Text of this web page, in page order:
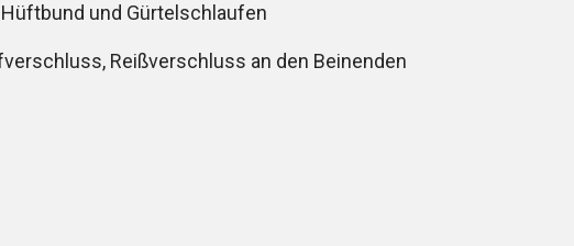
und Gürtelschlaufen
Reißverschluss an den Beinenden